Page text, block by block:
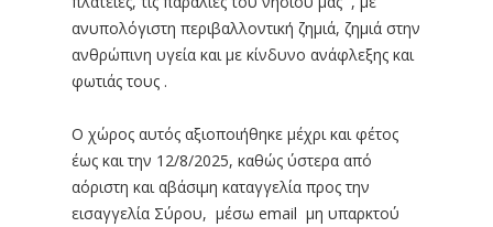
ανυπολόγιστη περιβαλλοντική ζημιά, ζημιά στην
ανθρώπινη υγεία και με κίνδυνο ανάφλεξης και
φωτιάς τους .
Ο χώρος αυτός αξιοποιήθηκε μέχρι και φέτος
έως και την 12/8/2025, καθώς ύστερα από
αόριστη και αβάσιμη καταγγελία προς την
εισαγγελία Σύρου, μέσω email μη υπαρκτού